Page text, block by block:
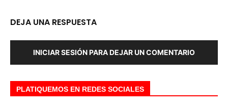
DEJA UNA RESPUESTA
INICIAR SESIÓN PARA DEJAR UN COMENTARIO
PLATIQUEMOS EN REDES SOCIALES